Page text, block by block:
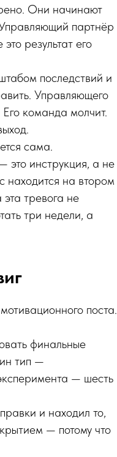
Они начинают
партнёр
результат его
последствий и
Управляющего
команда молчит.
сама.
это инструкция, а не
находится на втором
тревога не
три недели, а
поста.
финальные
тип —
— шесть
и находил то,
— потому что